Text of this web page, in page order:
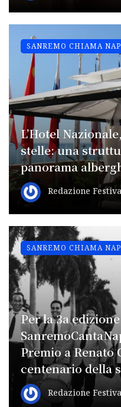
L’Hotel
stelle: una
panorama
Redazione
SANREMO CHIAMA
Per la 3a
Premio a Renato
centenario della
Redazione
SANREMO CHIAMA